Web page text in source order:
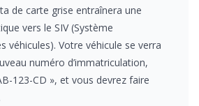
de carte grise entraînera une
vers le SIV (Système
véhicules). Votre véhicule se verra
numéro d’immatriculation,
123-CD », et vous devrez faire